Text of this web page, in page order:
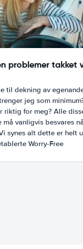
problemer
til dekning av
jeg som
riktig for meg? Alle
må vanligvis besvares
synes alt dette er helt
Worry-Free